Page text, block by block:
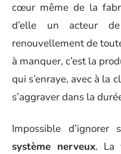
cœur même de la
d’elle un acteur
renouvellement de
à manquer, c’est la
qui s’enraye, avec à la
s’aggraver dans la
Impossible
système nerveux. La